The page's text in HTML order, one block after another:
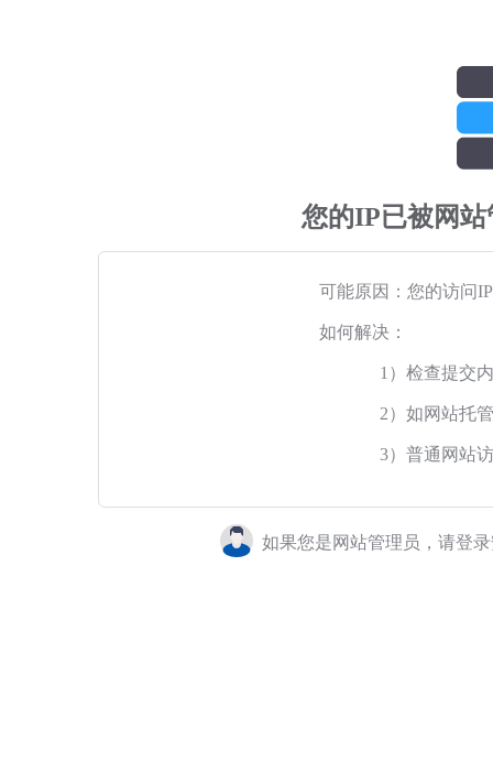
您的IP已被网
可能原因：您的访问
如何解决：
1）检查提交
2）如网站托
3）普通网站
如果您是网站管理员，请登